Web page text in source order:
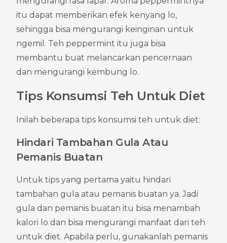
itu dapat memberikan efek kenyang lo,
sehingga bisa mengurangi keinginan untuk
ngemil. Teh peppermint itu juga bisa
membantu buat melancarkan pencernaan
dan mengurangi kembung lo.
Tips Konsumsi Teh Untuk Diet
Inilah beberapa tips konsumsi teh untuk diet:
Hindari Tambahan Gula Atau
Pemanis Buatan
Untuk tips yang pertama yaitu hindari
tambahan gula atau pemanis buatan ya. Jadi
gula dan pemanis buatan itu bisa menambah
kalori lo dan bisa mengurangi manfaat dari teh
untuk diet. Apabila perlu, gunakanlah pemanis